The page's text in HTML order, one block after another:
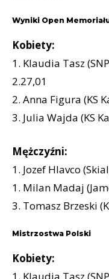
Wyniki Open
Kobiety:
1. Klaudia Tasz
2.27,01
2. Anna Figura (KS
3. Julia Wajda (KS
Mężczyźni:
1. Jozef Hlavco
1. Milan Madaj
3. Tomasz Brzeski
Mistrzostwa Polski
Kobiety: